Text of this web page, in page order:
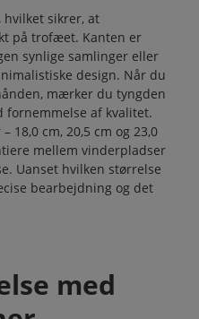
hvilket sikrer, at
på trofæet. Kanten er
synlige samlinger eller
design. Når du
mærker du tyngden
fornemmelse af kvalitet.
18,0 cm, 20,5 cm og 23,0
mellem vinderpladser
Uanset hvilken størrelse
bearbejdning og det
med